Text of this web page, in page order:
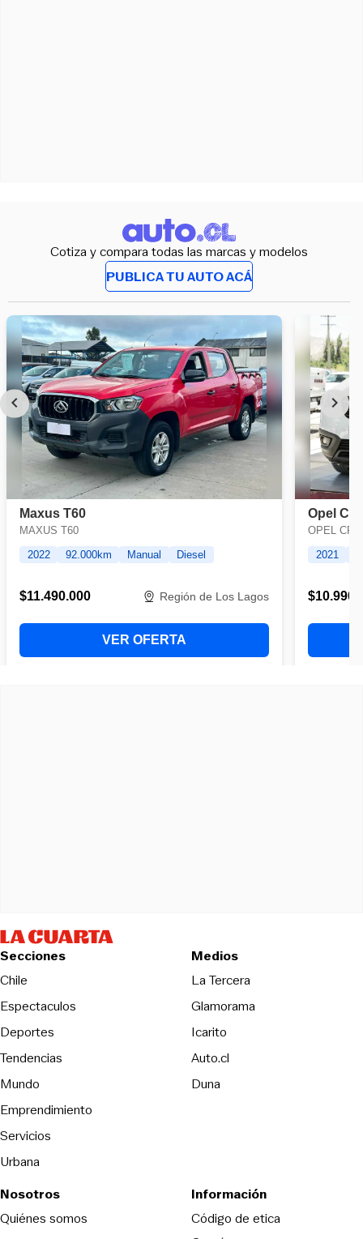
Cotiza y compara todas las marcas y modelos
PUBLICA TU AUTO ACÁ
Secciones
Chile
Espectaculos
Deportes
Tendencias
Mundo
Emprendimiento
Servicios
Urbana
Medios
La TerceraOpens in new
Glamorama
Icarito
Auto.cl
DunaOpens in new window
Nosotros
Quiénes somos
Información
Código de eticaOpens in new